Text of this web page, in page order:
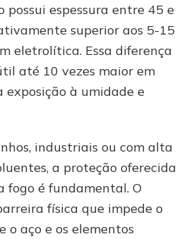
possui espessura entre 45 e
superior aos 5-15
eletrolítica. Essa diferença
até 10 vezes maior em
à umidade e
industriais ou com alta
a proteção oferecida
fogo é fundamental. O
física que impede o
aço e os elementos